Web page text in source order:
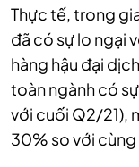
Thực tế, trong
đã có sự lo ngại
hàng hậu đại
toàn ngành có
với cuối Q2/21),
30% so với cùng